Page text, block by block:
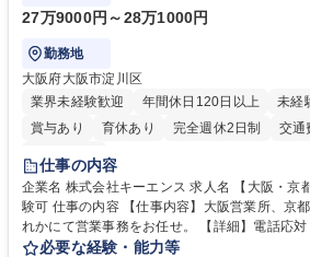
27万9000円～28万1000円
勤務地
大阪府大阪市淀川区
業界未経験歓迎
年間休日120日以上 未経
賞与あり
育休あり 完全週休2日制 交通
土日祝休み
仕事の内容
企業名 株式会社キーエンス 求人名 【大阪・京都・滋賀】営業事務 ※未経
験可 仕事の内容 【仕事内容】大阪営業所、京都営業所、滋賀営業所いず
れかにて営業事務をお任せ。 【詳細】電話応
の作成・カタログ送付・来客対応・営業所内で
必要な経験・能力等